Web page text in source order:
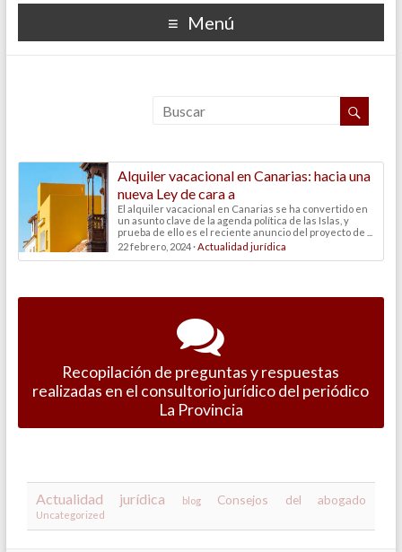
Menú
Alquiler vacacional en Canarias: hacia una
nueva Ley de cara a
El alquiler vacacional en Canarias se ha convertido en
un asunto clave de la agenda política de las Islas, y
prueba de ello es el reciente anuncio del proyecto de ...
22 febrero, 2024 ·Actualidad jurídica
Recopilación de preguntas y respuestas
realizadas en el consultorio jurídico del periódico
La Provincia
Actualidad jurídica blog Consejos del abogado
Uncategorized